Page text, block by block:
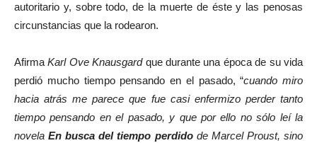
autoritario y, sobre todo, de la muerte de éste y las penosas
circunstancias que la rodearon.
AfirmaKarl Ove Knausgard que durante una época de su vida
perdió mucho tiempo pensando en el pasado, “cuando miro
hacia atrás me parece que fue casi enfermizo perder tanto
tiempo pensando en el pasado, y que por ello no sólo leí la
novelaEn busca del tiempo perdidode Marcel Proust, sino